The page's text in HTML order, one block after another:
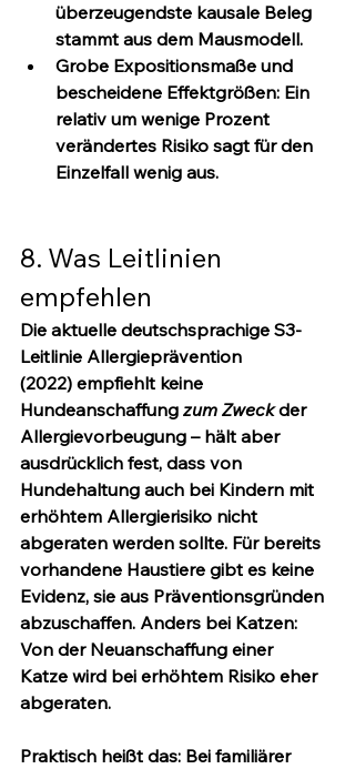
überzeugendste kausale Beleg
stammt aus dem Mausmodell.
Grobe Expositionsmaße und
bescheidene Effektgrößen: Ein
relativ um wenige Prozent
verändertes Risiko sagt für den
Einzelfall wenig aus.
8. Was Leitlinien
empfehlen
Die aktuelle deutschsprachige S3-
Leitlinie Allergieprävention
(2022) empfiehlt keine
Hundeanschaffung zum Zweck der
Allergievorbeugung – hält aber
ausdrücklich fest, dass von
Hundehaltung auch bei Kindern mit
erhöhtem Allergierisiko nicht
abgeraten werden sollte. Für bereits
vorhandene Haustiere gibt es keine
Evidenz, sie aus Präventionsgründen
abzuschaffen. Anders bei Katzen:
Von der Neuanschaffung einer
Katze wird bei erhöhtem Risiko eher
abgeraten.
Praktisch heißt das: Bei familiärer